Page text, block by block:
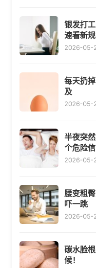
银发打
速看新
2026-05-
每天扔
及
2026-05-
半夜突
个危险
2026-05-
腰变粗
吓一跳
2026-05-
碳水脸
候！